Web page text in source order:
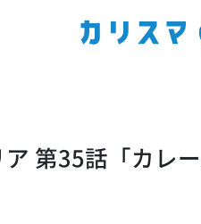
第35話「カレ